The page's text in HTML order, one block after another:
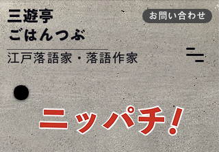
​三遊亭
ごはんつぶ
​江戸落語家・落語作家
お問い合わせ